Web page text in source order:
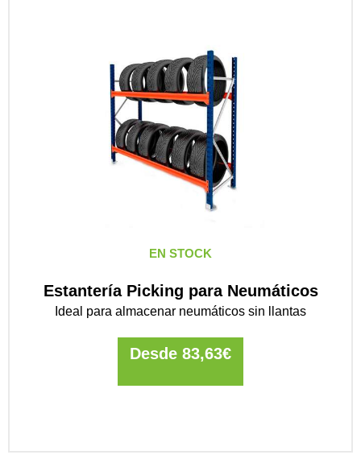
EN STOCK
Estantería Picking para Neumáticos
Ideal para almacenar neumáticos sin llantas
Desde 83,63€